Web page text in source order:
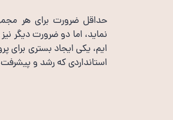
حداقل ضرورت برای هر
نماید، اما دو ضرورت دیگر
ایم، یکی ایجاد بستری برای
استانداردی که رشد و